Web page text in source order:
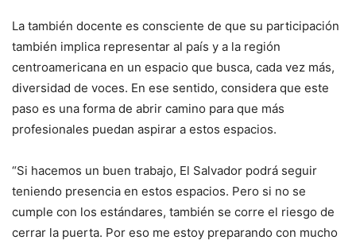
La también docente es consciente de que su participación
también implica representar al país y a la región
centroamericana en un espacio que busca, cada vez más,
diversidad de voces. En ese sentido, considera que este
paso es una forma de abrir camino para que más
profesionales puedan aspirar a estos espacios.
“Si hacemos un buen trabajo, El Salvador podrá seguir
teniendo presencia en estos espacios. Pero si no se
cumple con los estándares, también se corre el riesgo de
cerrar la puerta. Por eso me estoy preparando con mucho